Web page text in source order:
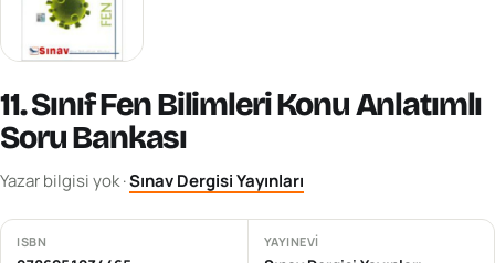
11. Sınıf Fen Bilimleri Konu Anlatımlı
Soru Bankası
Yazar bilgisi yok·Sınav Dergisi Yayınları
ISBN YAYINEVI